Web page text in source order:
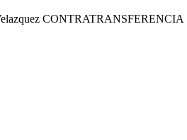
CONTRATRANSFERENCIA